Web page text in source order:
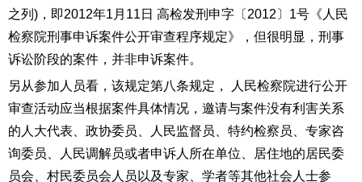
之列)，即2012年1月11日 高检发刑申字〔2012〕1号《人民
检察院刑事申诉案件公开审查程序规定》，但很明显，刑事
诉讼阶段的案件，并非申诉案件。
另从参加人员看，该规定第八条规定， 人民检察院进行公开
审查活动应当根据案件具体情况，邀请与案件没有利害关系
的人大代表、政协委员、人民监督员、特约检察员、专家咨
询委员、人民调解员或者申诉人所在单位、居住地的居民委
员会、村民委员会人员以及专家、学者等其他社会人士参